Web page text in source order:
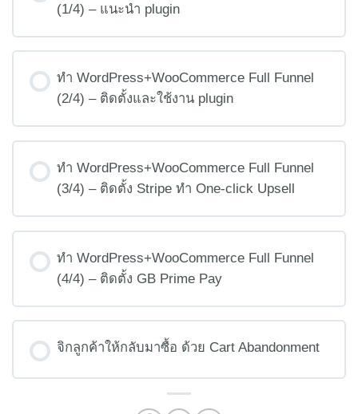
(1/4) – แนะนำ plugin
ทำ WordPress+WooCommerce Full Funnel
(2/4) – ติดตั้งและใช้งาน plugin
ทำ WordPress+WooCommerce Full Funnel
(3/4) – ติดตั้ง Stripe ทำ One-click Upsell
ทำ WordPress+WooCommerce Full Funnel
(4/4) – ติดตั้ง GB Prime Pay
จิกลูกค้าให้กลับมาซื้อ ด้วย Cart Abandonment